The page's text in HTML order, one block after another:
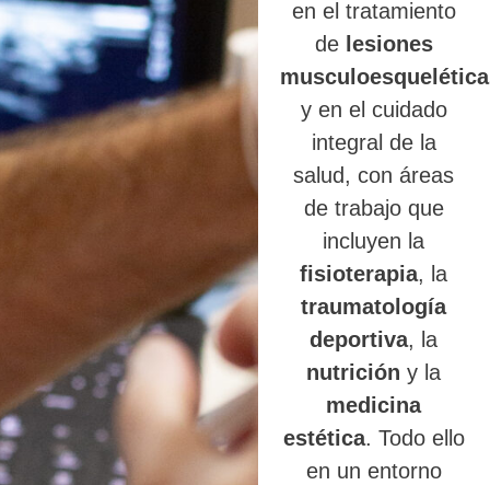
en el tratamiento
de lesiones
y en el cuidado
integral de la
salud, con áreas
de trabajo que
incluyen la
fisioterapia, la
traumatología
deportiva, la
nutrición y la
medicina
estética. Todo ello
en un entorno